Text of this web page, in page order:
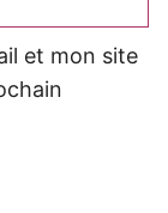
et mon site